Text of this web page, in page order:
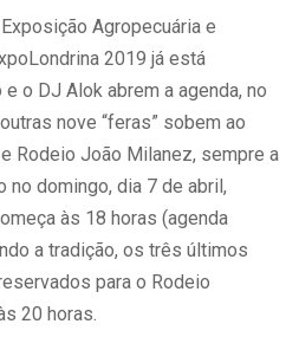
Agropecuária e
2019 já está
o DJ Alok abrem a agenda, no
nove “feras” sobem ao
Rodeio João Milanez, sempre a
no domingo, dia 7 de abril,
às 18 horas (agenda
a tradição, os três últimos
para o Rodeio
20 horas.